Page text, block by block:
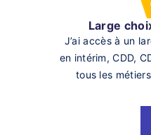
Large
J’ai accès à un
en intérim, CDD,
tous les